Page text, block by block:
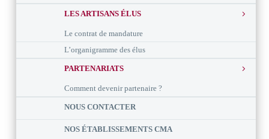
LES ARTISANS ÉLUS
Le contrat de mandature
L’organigramme des élus
PARTENARIATS
Comment devenir partenaire ?
NOUS CONTACTER
NOS ÉTABLISSEMENTS CMA